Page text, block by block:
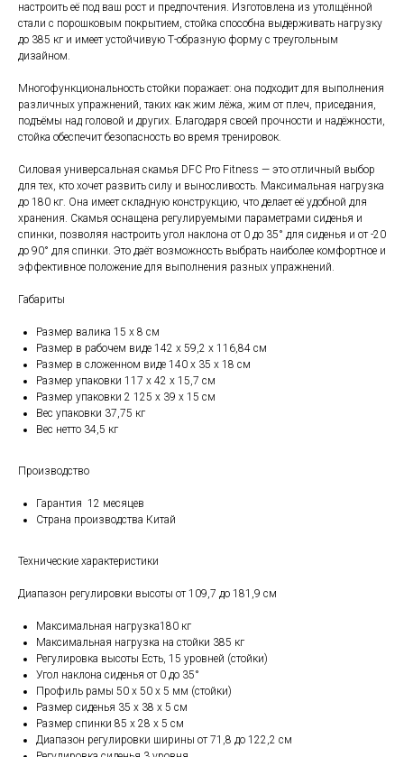
настроить её под ваш рост и предпочтения. Изготовлена из утолщённой
стали с порошковым покрытием, стойка способна выдерживать нагрузку
до 385 кг и имеет устойчивую Т-образную форму с треугольным
дизайном.
Многофункциональность стойки поражает: она подходит для выполнения
различных упражнений, таких как жим лёжа, жим от плеч, приседания,
подъёмы над головой и других. Благодаря своей прочности и надёжности,
стойка обеспечит безопасность во время тренировок.
Силовая универсальная скамья DFC Pro Fitness — это отличный выбор
для тех, кто хочет развить силу и выносливость. Максимальная нагрузка
до 180 кг. Она имеет складную конструкцию, что делает её удобной для
хранения. Скамья оснащена регулируемыми параметрами сиденья и
спинки, позволяя настроить угол наклона от 0 до 35° для сиденья и от -20
до 90° для спинки. Это даёт возможность выбрать наиболее комфортное и
эффективное положение для выполнения разных упражнений.
Габариты
Размер валика 15 х 8 см
Размер в рабочем виде 142 х 59,2 х 116,84 см
Размер в сложенном виде 140 x 35 x 18 см
Размер упаковки 117 х 42 х 15,7 см
Размер упаковки 2 125 х 39 х 15 см
Вес упаковки 37,75 кг
Вес нетто 34,5 кг
Производство
Гарантия 12 месяцев
Страна производства Китай
Технические характеристики
Диапазон регулировки высоты от 109,7 до 181,9 см
Максимальная нагрузка180 кг
Максимальная нагрузка на стойки 385 кг
Регулировка высоты Есть, 15 уровней (стойки)
Угол наклона сиденья от 0 до 35°
Профиль рамы 50 х 50 х 5 мм (стойки)
Размер сиденья 35 x 38 x 5 см
Размер спинки 85 x 28 x 5 см
Диапазон регулировки ширины от 71,8 до 122,2 см